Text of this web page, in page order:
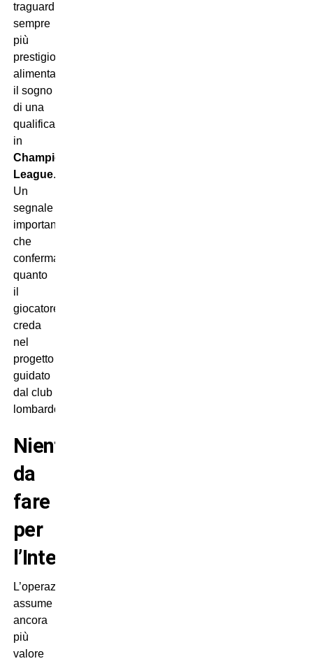
traguardi
sempre
più
prestigiosi,
alimentando
il sogno
di una
qualificazione
in
Champions
League.
Un
segnale
importante
che
conferma
quanto
il
giocatore
creda
nel
progetto
guidato
dal club
lombardo.
Niente
da
fare
per
l’Inter
L’operazione
assume
ancora
più
valore